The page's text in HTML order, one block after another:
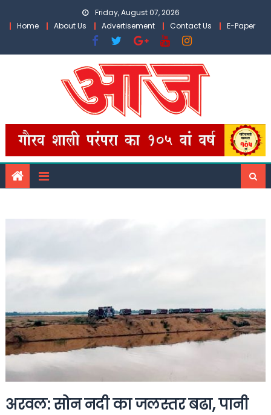
Friday, August 07, 2026
Home
About Us Advertisement Contact Us E-Paper
अरवल: सोन नदी का जलस्तर बढा, पानी